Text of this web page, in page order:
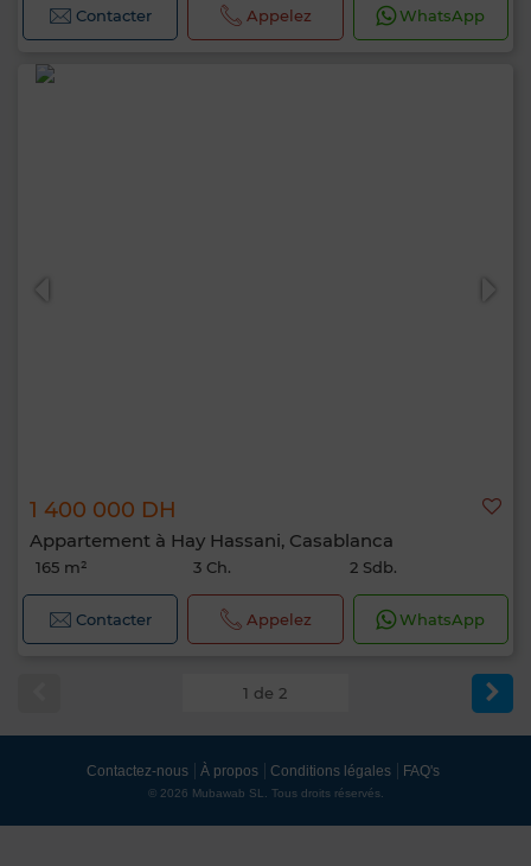
Contacter Appelez WhatsApp
1 400 000 DH
Appartement à Hay Hassani, Casablanca
165 m² 3 Ch. 2 Sdb.
Contacter Appelez WhatsApp
1 de 2
Contactez-nous À propos Conditions légales FAQ's
© 2026 Mubawab SL. Tous droits réservés.